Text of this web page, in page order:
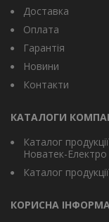
Доставка
Оплата
Гарантія
Новини
Контакти
КАТАЛОГИ
Каталог продукції
Новатек-Електро
Каталог
КОРИСНА